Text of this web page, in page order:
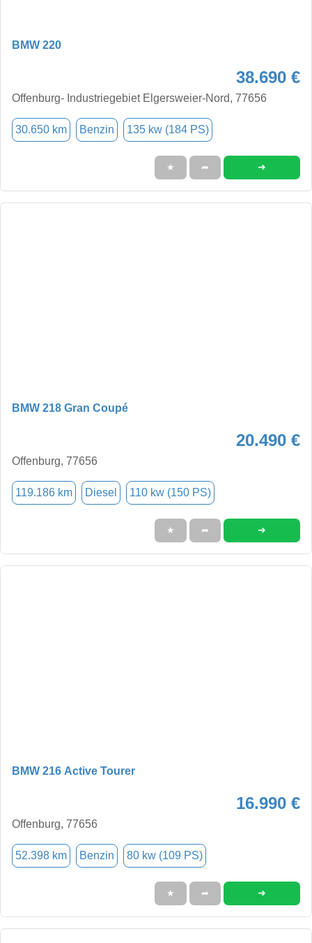
BMW 220
38.690 €
Offenburg- Industriegebiet Elgersweier-Nord, 77656
30.650 km Benzin 135 kw (184 PS)
★ ➦ ➜
BMW 218 Gran Coupé
20.490 €
Offenburg, 77656
119.186 km Diesel 110 kw (150 PS)
★ ➦ ➜
BMW 216 Active Tourer
16.990 €
Offenburg, 77656
52.398 km Benzin 80 kw (109 PS)
★ ➦ ➜